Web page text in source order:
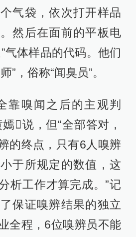
气袋，依次打开样品
然后在面前的平板电
气体样品的代码。他们
”，俗称“闻臭员”。
靠嗅闻之后的主观判
说，但“全部答对，
的终点，只有6人嗅辨
于所规定的数值，这
析工作才算完成。”记
保证嗅辨结果的独立
全程，6位嗅辨员不能